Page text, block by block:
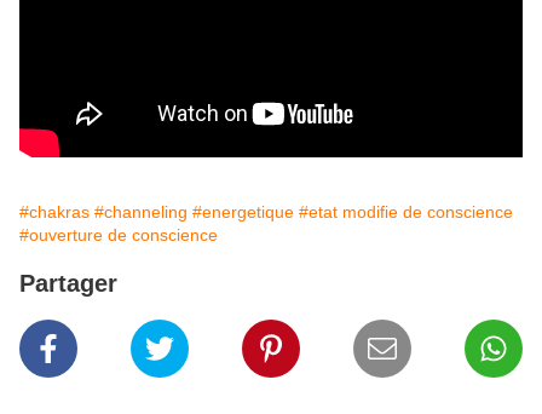
#chakras #channeling #energetique #etat modifie de conscience
#ouverture de conscience
Partager